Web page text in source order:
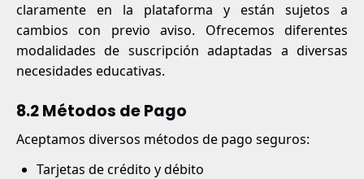
claramente en la plataforma y están sujetos a
cambios con previo aviso. Ofrecemos diferentes
modalidades de suscripción adaptadas a diversas
necesidades educativas.
8.2 Métodos de Pago
Aceptamos diversos métodos de pago seguros:
Tarjetas de crédito y débito